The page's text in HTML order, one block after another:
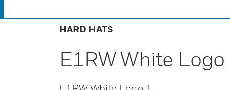
HARD HATS
E1RW White Logo